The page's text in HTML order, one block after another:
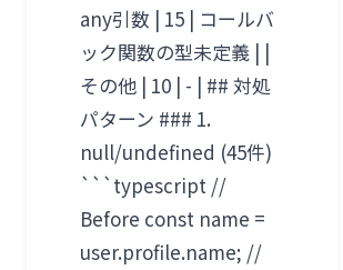
any引数 | 15 | コールバ
ック関数の型未定義 | |
その他 | 10 | - | ## 対処
パターン ### 1.
null/undefined (45件)
```typescript //
Before const name =
user.profile.name; //